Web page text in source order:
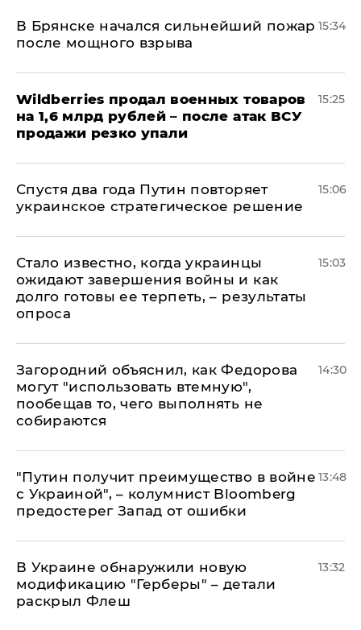
В Брянске начался сильнейший пожар
после мощного взрыва
15:34
​Wildberries продал военных товаров
на 1,6 млрд рублей – после атак ВСУ
продажи резко упали
15:25
Спустя два года Путин повторяет
украинское стратегическое решение
15:06
Стало известно, когда украинцы
ожидают завершения войны и как
долго готовы ее терпеть, – результаты
опроса
15:03
Загородний объяснил, как Федорова
могут "использовать втемную",
пообещав то, чего выполнять не
собираются
14:30
"Путин получит преимущество в войне
с Украиной", – колумнист Bloomberg
предостерег Запад от ошибки
13:48
В Украине обнаружили новую
модификацию "Герберы" – детали
раскрыл Флеш
13:32